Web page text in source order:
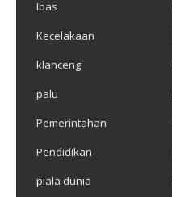
Ibas
Kecelakaan
klanceng
palu
Pemerintahan
Pendidikan
piala dunia